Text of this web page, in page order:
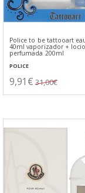
Police to be tattooart
40ml vaporizador +
perfumada 200ml
POLICE
9,91€ 31,00€